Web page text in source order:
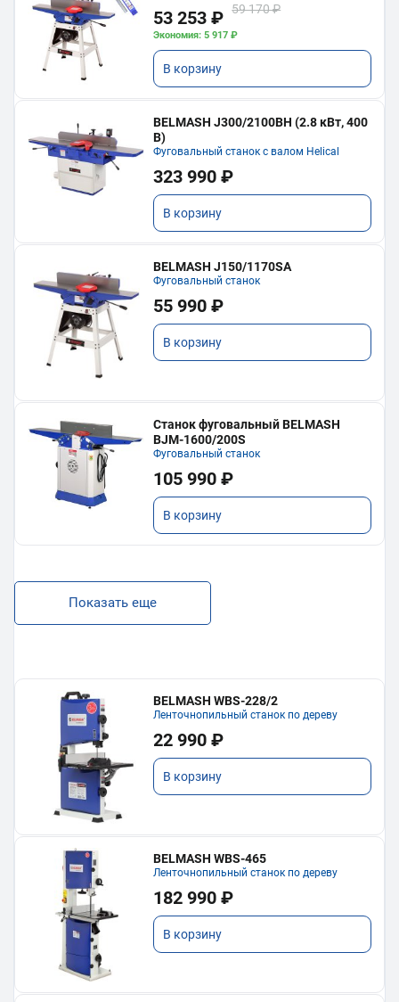
53 253 ₽ 59 170 ₽
Экономия: 5 917 ₽
В корзину
BELMASH J300/2100ВH (2.8 кВт, 400
В)
Фуговальный станок с валом Helical
323 990 ₽
В корзину
BELMASH J150/1170SA
Фуговальный станок
55 990 ₽
В корзину
Станок фуговальный BELMASH
BJM-1600/200S
Фуговальный станок
105 990 ₽
В корзину
Показать еще
BELMASH WBS-228/2
Ленточнопильный станок по дереву
22 990 ₽
В корзину
BELMASH WBS-465
Ленточнопильный станок по дереву
182 990 ₽
В корзину